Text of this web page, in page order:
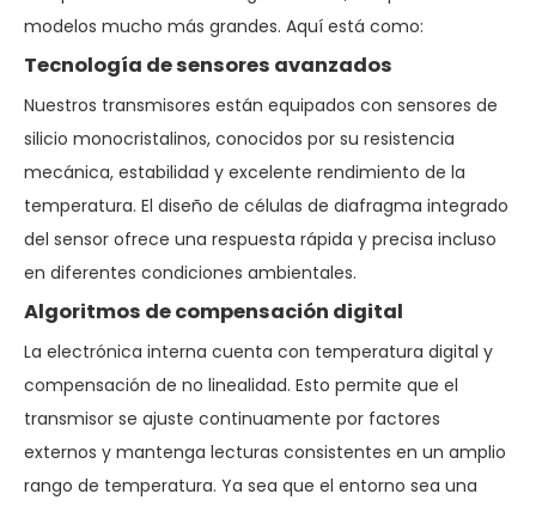
modelos mucho más grandes. Aquí está como:
Tecnología de sensores avanzados
Nuestros transmisores están equipados con sensores de
silicio monocristalinos, conocidos por su resistencia
mecánica, estabilidad y excelente rendimiento de la
temperatura. El diseño de células de diafragma integrado
del sensor ofrece una respuesta rápida y precisa incluso
en diferentes condiciones ambientales.
Algoritmos de compensación digital
La electrónica interna cuenta con temperatura digital y
compensación de no linealidad. Esto permite que el
transmisor se ajuste continuamente por factores
externos y mantenga lecturas consistentes en un amplio
rango de temperatura. Ya sea que el entorno sea una